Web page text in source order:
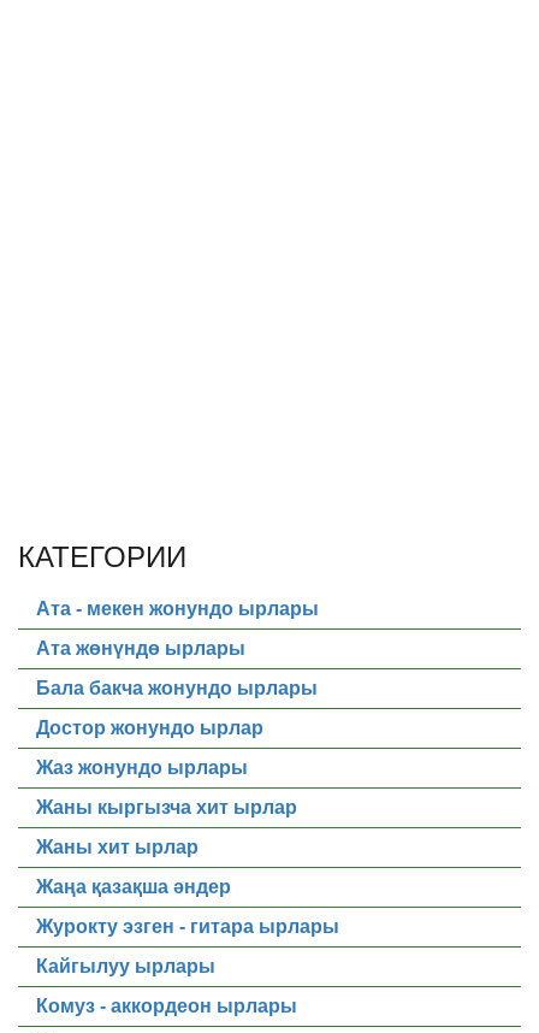
КАТЕГОРИИ
Ата - мекен жонундо ырлары
Ата жөнүндө ырлары
Бала бакча жонундо ырлары
Достор жонундо ырлар
Жаз жонундо ырлары
Жаны кыргызча хит ырлар
Жаны хит ырлар
Жаңа қазақша әндер
Журокту эзген - гитара ырлары
Кайгылуу ырлары
Комуз - аккордеон ырлары